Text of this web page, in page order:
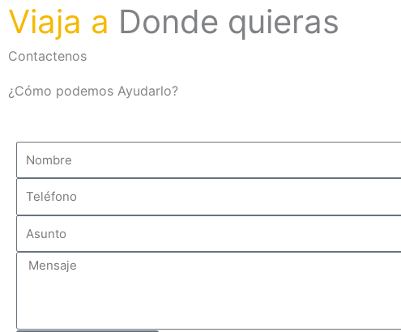
Viaja a Donde quieras
Contactenos
¿Cómo podemos Ayudarlo?
Teléfono
Mensaje